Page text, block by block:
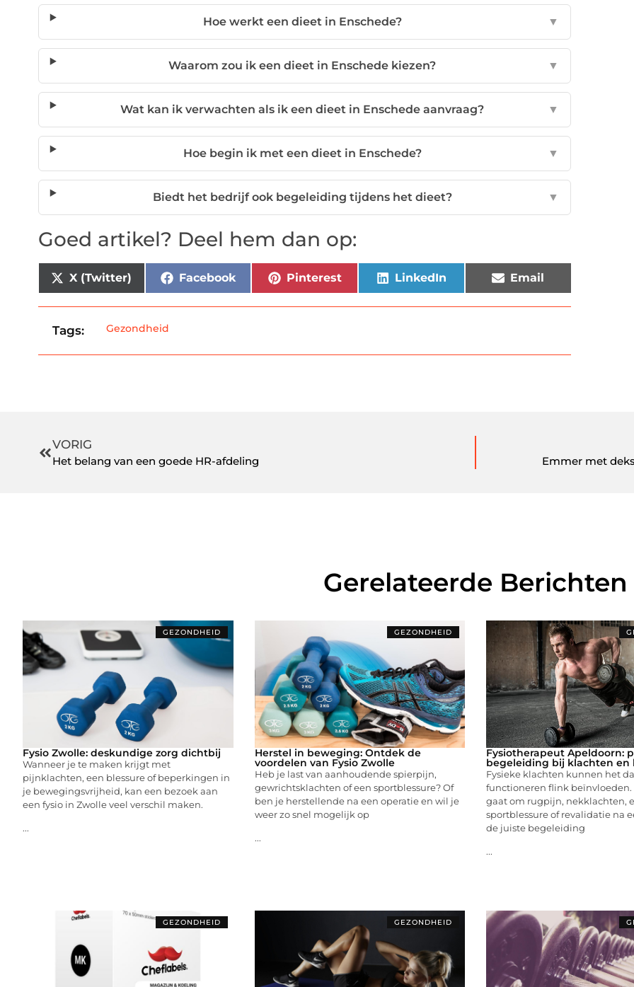
Hoe werkt een dieet in Enschede? ▼
Waarom zou ik een dieet in Enschede kiezen? ▼
Wat kan ik verwachten als ik een dieet in Enschede aanvraag? ▼
Hoe begin ik met een dieet in Enschede? ▼
Biedt het bedrijf ook begeleiding tijdens het dieet? ▼
Goed artikel? Deel hem dan op:
X (Twitter) Facebook Pinterest LinkedIn Email
Tags: Gezondheid
VORIG
Het belang van een goede HR-afdeling Emmer met
Gerelateerde Berichten
GEZONDHEID
Fysio Zwolle: deskundige zorg dichtbij
Wanneer je te maken krijgt met
pijnklachten, een blessure of beperkingen in
je bewegingsvrijheid, kan een bezoek aan
een fysio in Zwolle veel verschil maken.
...
GEZONDHEID
Herstel in beweging: Ontdek de
voordelen van Fysio Zwolle
Heb je last van aanhoudende spierpijn,
gewrichtsklachten of een sportblessure? Of
ben je herstellende na een operatie en wil je
weer zo snel mogelijk op
...
Fysiotherapeut Apeldoorn:
begeleiding bij klachten en
Fysieke klachten kunnen het
functioneren flink beïnvloeden.
gaat om rugpijn, nekklachten,
sportblessure of revalidatie na
de juiste begeleiding
...
GEZONDHEID GEZONDHEID